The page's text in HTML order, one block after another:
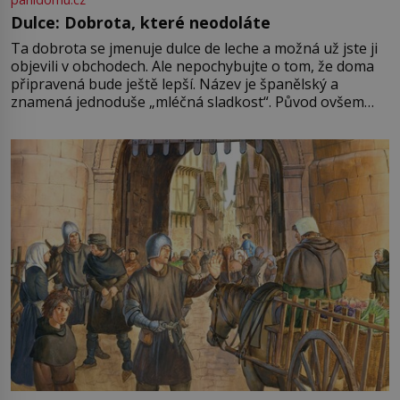
Dulce: Dobrota, které neodoláte
Ta dobrota se jmenuje dulce de leche a možná už jste ji
objevili v obchodech. Ale nepochybujte o tom, že doma
připravená bude ještě lepší. Název je španělský a
znamená jednoduše „mléčná sladkost“. Původ ovšem
pře hned několik latinskoamerických zemí a k tomu
Francie, kde se traduje,